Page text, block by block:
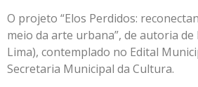
O projeto “Elos Perdidos:
meio da arte urbana”, de autoria de
Lima), contemplado no Edital
Secretaria Municipal da Cultura.